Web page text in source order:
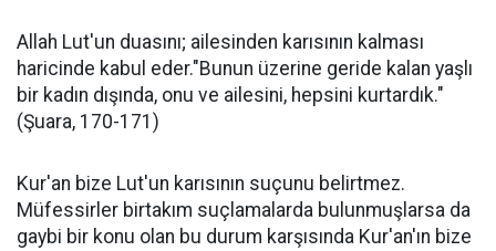
Allah Lut'un duasını; ailesinden karısının kalması
haricinde kabul eder."Bunun üzerine geride kalan yaşlı
bir kadın dışında, onu ve ailesini, hepsini kurtardık."
(Şuara, 170-171)
Kur'an bize Lut'un karısının suçunu belirtmez.
Müfessirler birtakım suçlamalarda bulunmuşlarsa da
gaybi bir konu olan bu durum karşısında Kur'an'ın bize